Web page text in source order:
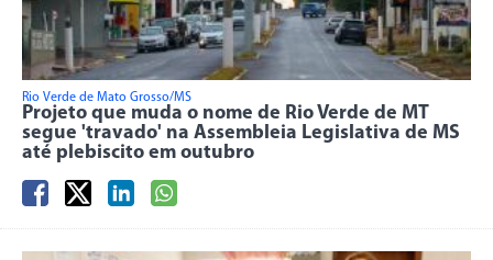
Rio Verde de Mato Grosso/MS
Projeto que muda o nome de Rio Verde de MT
segue 'travado' na Assembleia Legislativa de MS
até plebiscito em outubro